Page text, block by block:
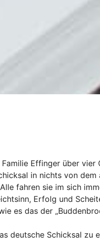
Effinger über vier
in nichts von
fahren sie im sich
Erfolg und
es das der
deutsche Schicksal zu